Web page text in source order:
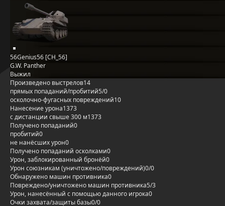
56Genius56 [CH_56]
G.W. Panther
Выжил
Произведено выстрелов14
прямых попаданий/пробитий5/0
осколочно-фугасных повреждений10
Нанесение урона1373
с дистанции свыше 300 м1373
Получено попаданий0
пробитий0
не нанёсших урон0
Получено попаданий осколками0
Урон, заблокированный бронёй0
Урон союзникам (уничтожено/повреждений)0/0
Обнаружено машин противника0
Повреждено/уничтожено машин противника5/3
Урон, нанесённый с помощью данного игрока0
Очки захвата/защиты базы0/0